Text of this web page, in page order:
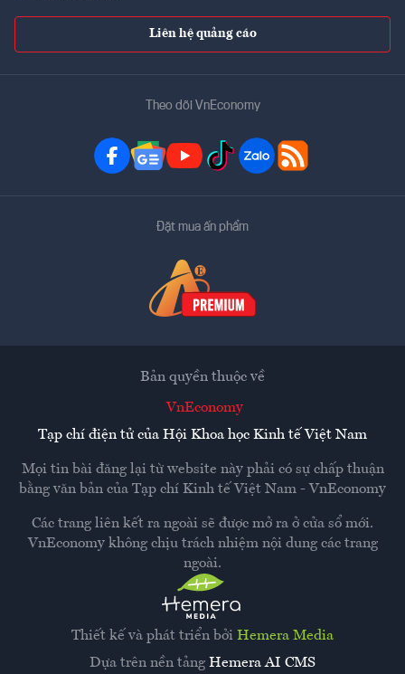
Liên hệ quảng cáo
Theo dõi VnEconomy
Đặt mua ấn phẩm
Thiết kế và phát triển bởi Hemera Media
Dựa trên nền tảng Hemera AI CMS
Bản quyền thuộc về
VnEconomy
Tạp chí điện tử của Hội Khoa học Kinh tế Việt Nam
Mọi tin bài đăng lại từ website này phải có sự chấp thuận
bằng văn bản của Tạp chí Kinh tế Việt Nam - VnEconomy
Các trang liên kết ra ngoài sẽ được mở ra ở cửa sổ mới.
VnEconomy không chịu trách nhiệm nội dung các trang
ngoài.